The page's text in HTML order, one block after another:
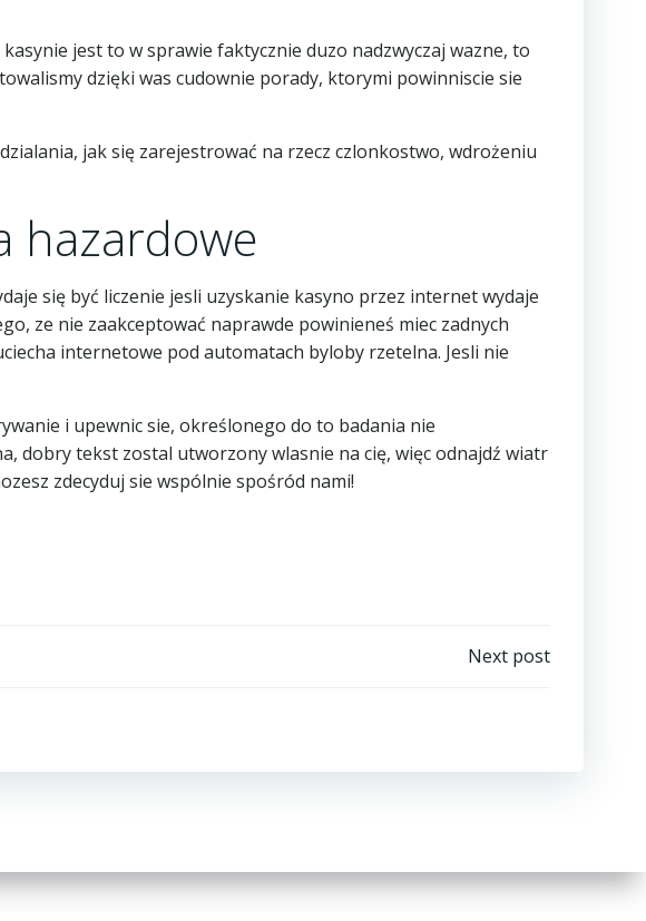
jest to w sprawie faktycznie duzo nadzwyczaj wazne, to
dzięki was cudownie porady, ktorymi powinniscie sie
jak się zarejestrować na rzecz czlonkostwo, wdrożeniu
hazardowe
się być liczenie jesli uzyskanie kasyno przez internet wydaje
ze nie zaakceptować naprawde powinieneś miec zadnych
internetowe pod automatach byloby rzetelna. Jesli nie
i upewnic sie, określonego do to badania nie
dobry tekst zostal utworzony wlasnie na cię, więc odnajdź wiatr
zdecyduj sie wspólnie spośród nami!
Next post